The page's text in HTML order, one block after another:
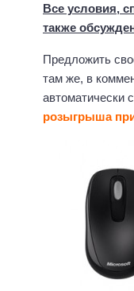
Все условия,
также
Предложить
там же, в
автоматически
розыгрыша